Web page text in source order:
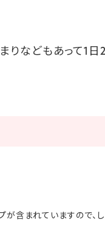
などもあって1日2
含まれていますので、